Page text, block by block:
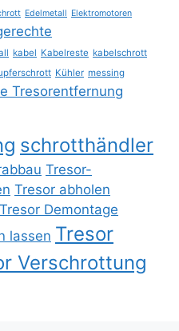
Edelmetall Elektromotoren
kabel Kabelreste kabelschrott
Kühler messing
Tresorentfernung
schrotthändler
Tresor-
Tresor abholen
Tresor Demontage
lassen Tresor
Verschrottung